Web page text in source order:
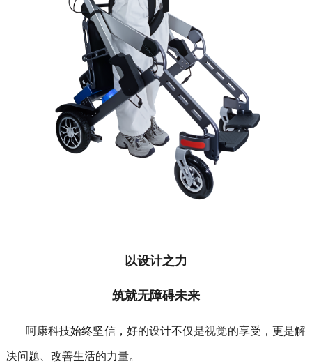
以设计之力
筑就无障碍未来
呵康科技始终坚信，好的设计不仅是视觉的享受，更是解
决问题、改善生活的力量。